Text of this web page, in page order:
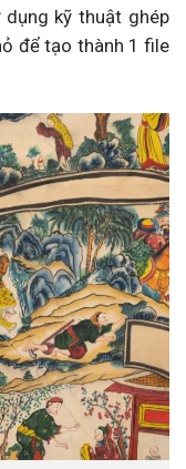
kỹ thuật ghép
để tạo thành 1 file